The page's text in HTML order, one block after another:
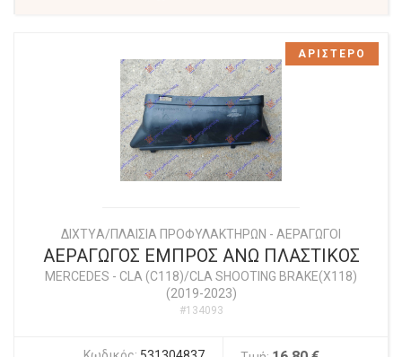
ΔΙΧΤYΑ/ΠΛΑΙΣΙΑ ΠΡΟΦΥΛΑΚΤΗΡΩΝ - ΑΕΡΑΓΩΓΟΙ
ΑΕΡΑΓΩΓΟΣ ΕΜΠΡΟΣ ΑΝΩ ΠΛΑΣΤΙΚΟΣ
MERCEDES - CLA (C118)/CLA SHOOTING BRAKE(X118)
(2019-2023)
#134093
ΑΡΙΣΤΕΡΟ